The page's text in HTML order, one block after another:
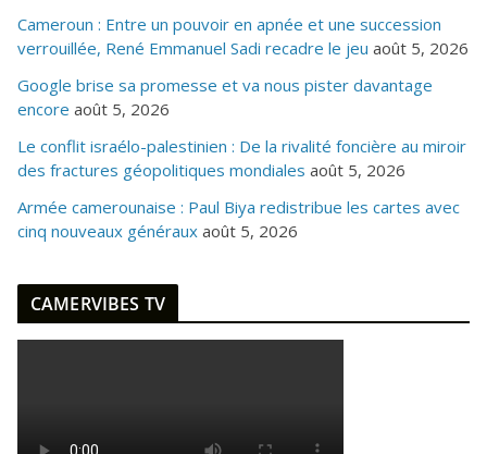
Cameroun : Entre un pouvoir en apnée et une succession
verrouillée, René Emmanuel Sadi recadre le jeu août 5, 2026
Google brise sa promesse et va nous pister davantage
encore août 5, 2026
Le conflit israélo-palestinien : De la rivalité foncière au miroir
des fractures géopolitiques mondiales août 5, 2026
Armée camerounaise : Paul Biya redistribue les cartes avec
cinq nouveaux généraux août 5, 2026
CAMERVIBES TV